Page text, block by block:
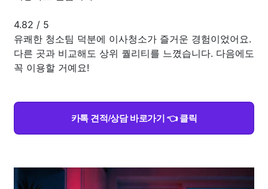
4.82 / 5
유쾌한 청소팀 덕분에 이사청소가 즐거운 경험이었어요.
다른 곳과 비교해도 상위 퀄리티를 느꼈습니다. 다음에도
꼭 이용할 거예요!
카톡 견적/상담 바로가기 👈 클릭